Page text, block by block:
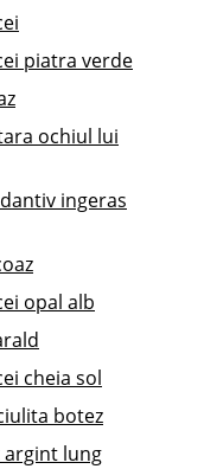
piatra verde
ochiul lui
ingeras
opal alb
cheia sol
botez
argint lung